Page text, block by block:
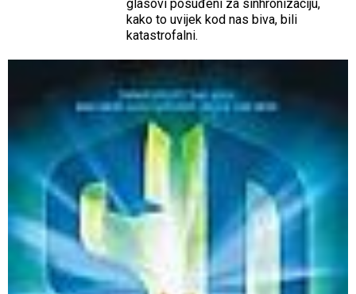
glasovi posuđeni za sinhronizaciju,
kako to uvijek kod nas biva, bili
katastrofalni.